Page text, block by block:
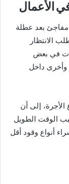
الأعمال
بعد عطلة
الانتظار
في بعض
وأخرى داخل
إلى أن
الوقت الطويل
أنواع وقود أقل